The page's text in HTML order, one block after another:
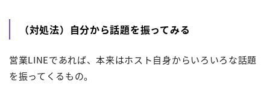
（対処法）自分から話題を振ってみる
営業LINEであれば、本来はホスト自身からいろいろな話題
を振ってくるもの。